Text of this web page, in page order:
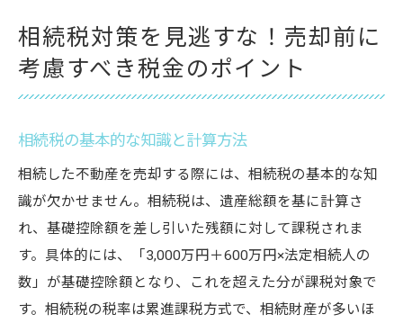
相続税対策を見逃すな！売却前に
考慮すべき税金のポイント
相続税の基本的な知識と計算方法
相続した不動産を売却する際には、相続税の基本的な知
識が欠かせません。相続税は、遺産総額を基に計算さ
れ、基礎控除額を差し引いた残額に対して課税されま
す。具体的には、「3,000万円＋600万円×法定相続人の
数」が基礎控除額となり、これを超えた分が課税対象で
す。相続税の税率は累進課税方式で、相続財産が多いほ